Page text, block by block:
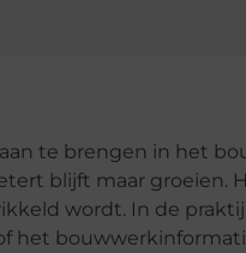
te brengen in het
blijft maar groeien.
wordt. In de
het